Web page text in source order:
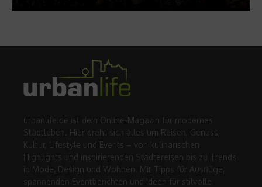
urbanlife.de ist dein Online-Magazin für modernes
Stadtleben. Hier dreht sich alles um Reisen, Genuss,
Kultur, Lifestyle und Events – von kulinarischen
Highlights und inspirierenden Städtereisen bis zu Trends
in Mode, Design und Wohnen. Mit Tipps für Ausflüge,
spannenden Eventberichten und Ideen für stilvolle